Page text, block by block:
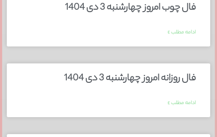
فال چوب امروز چهارشنبه 3 دی 1404
ادامه مطلب »
فال روزانه امروز چهارشنبه 3 دی 1404
ادامه مطلب »